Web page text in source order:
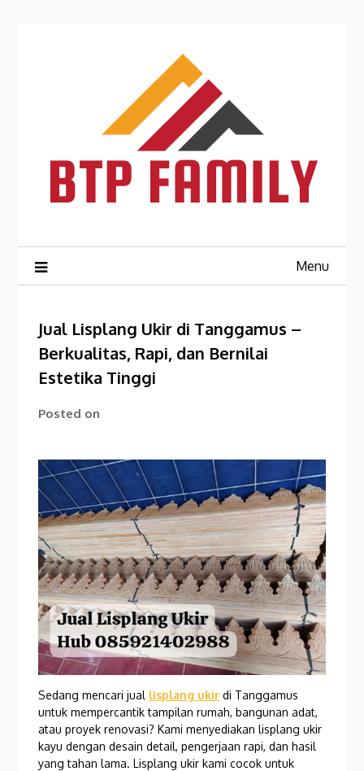
Menu
Jual Lisplang Ukir di Tanggamus –
Berkualitas, Rapi, dan Bernilai
Estetika Tinggi
Posted on
Sedang mencari jual lisplang ukir di Tanggamus
untuk mempercantik tampilan rumah, bangunan adat,
atau proyek renovasi? Kami menyediakan lisplang ukir
kayu dengan desain detail, pengerjaan rapi, dan hasil
yang tahan lama. Lisplang ukir kami cocok untuk